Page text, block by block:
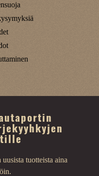
tuotteista aina